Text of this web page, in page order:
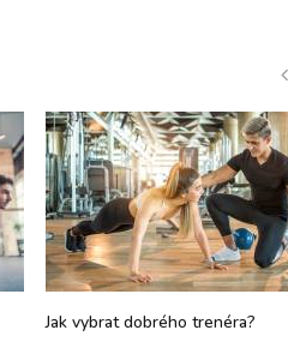
Jak vybrat dobrého trenéra?